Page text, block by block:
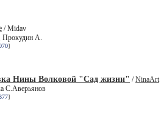
/ Midav
Прокудин А.
]
Нины Волковой "Сад жизни" /NinaArt
С.Аверьянов
]